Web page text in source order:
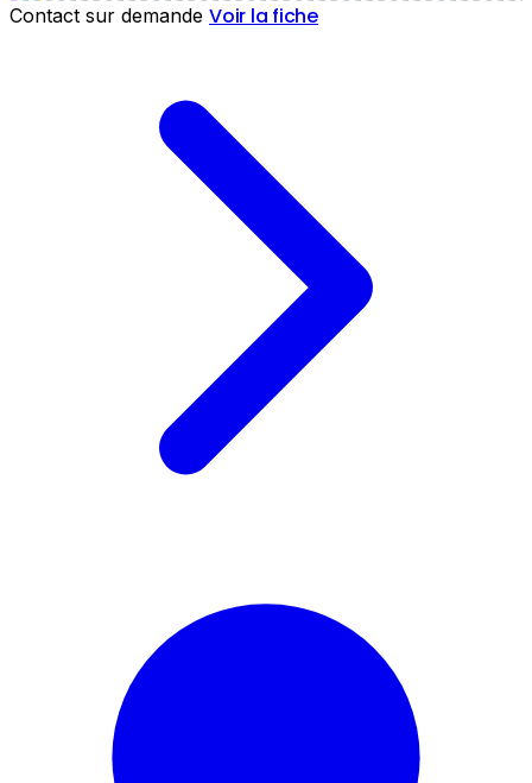
Contact sur demande Voir la fiche